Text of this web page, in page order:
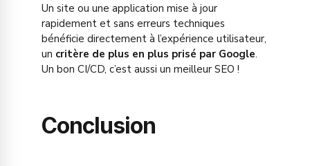
Un site ou une application mise à jour
rapidement et sans erreurs techniques
bénéficie directement à l’expérience utilisateur,
un critère de plus en plus prisé par Google.
Un bon CI/CD, c’est aussi un meilleur SEO !
Conclusion